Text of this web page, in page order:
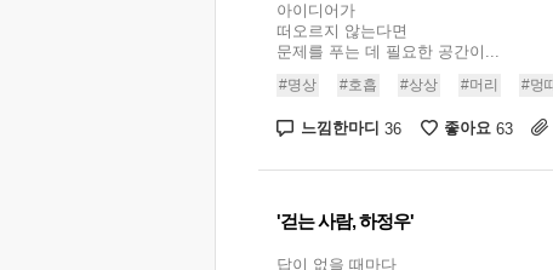
아이디어가
떠오르지 않는다면
문제를 푸는 데 필요한 공간이...
#명상 #호흡 #상상 #머리 #멍
느낌한마디 36 좋아요 63
'걷는 사람, 하정우'
답이 없을 때마다